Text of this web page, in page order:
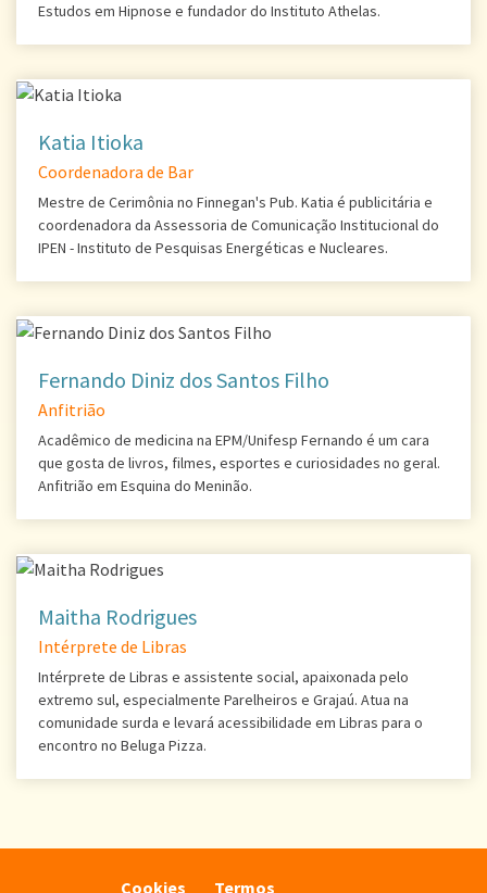
Estudos em Hipnose e fundador do Instituto Athelas.
Katia Itioka
Coordenadora de Bar
Mestre de Cerimônia no Finnegan's Pub. Katia é publicitária e
coordenadora da Assessoria de Comunicação Institucional do
IPEN - Instituto de Pesquisas Energéticas e Nucleares.
Fernando Diniz dos Santos Filho
Anfitrião
Acadêmico de medicina na EPM/Unifesp Fernando é um cara
que gosta de livros, filmes, esportes e curiosidades no geral.
Anfitrião em Esquina do Meninão.
Maitha Rodrigues
Intérprete de Libras
Intérprete de Libras e assistente social, apaixonada pelo
extremo sul, especialmente Parelheiros e Grajaú. Atua na
comunidade surda e levará acessibilidade em Libras para o
encontro no Beluga Pizza.
Cookies Termos